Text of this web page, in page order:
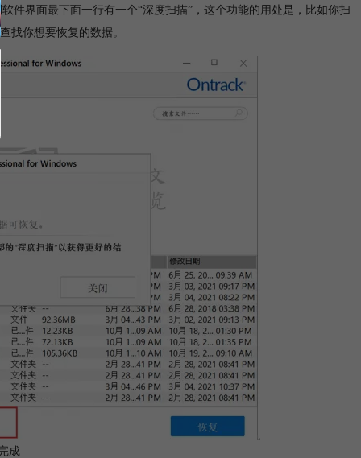
件界面最下面一行有一个“深度扫描”，这个功能的用处是，比如你扫
找你想要恢复的数据。
成